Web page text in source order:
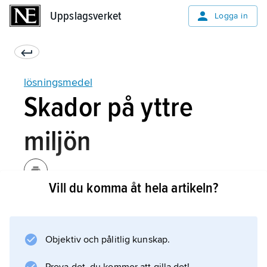
Uppslagsverket Logga in
lösningsmedel
Skador på yttre
miljön
flyktiga organiska ämnen (VOC,
volatile organic compounds
). Sådana ämnen anses i hög utsträckning
Vill du komma åt hela artikeln?
Objektiv och pålitlig kunskap.